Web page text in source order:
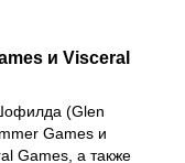
и Visceral
(Glen
Games и
Games, а также